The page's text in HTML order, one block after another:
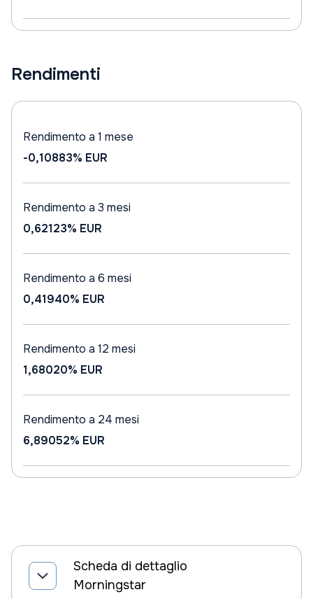
Rendimenti
Rendimento a 1 mese
-0,10883% EUR
Rendimento a 3 mesi
0,62123% EUR
Rendimento a 6 mesi
0,41940% EUR
Rendimento a 12 mesi
1,68020% EUR
Rendimento a 24 mesi
6,89052% EUR
Scheda di dettaglio
Morningstar